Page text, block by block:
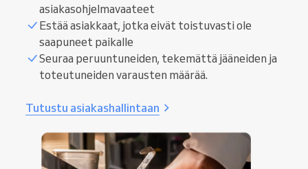
asiakasohjelmavaateet
Estää asiakkaat, jotka eivät toistuvasti ole
saapuneet paikalle
Seuraa peruuntuneiden, tekemättä jääneiden ja
toteutuneiden varausten määrää.
Tutustu asiakashallintaan